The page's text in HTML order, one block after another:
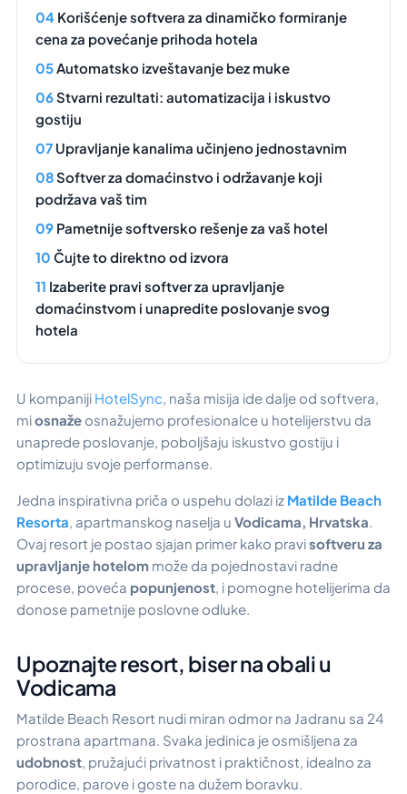
Korišćenje softvera za dinamičko formiranje
cena za povećanje prihoda hotela
Automatsko izveštavanje bez muke
Stvarni rezultati: automatizacija i iskustvo
gostiju
Upravljanje kanalima učinjeno jednostavnim
Softver za domaćinstvo i održavanje koji
podržava vaš tim
Pametnije softversko rešenje za vaš hotel
Čujte to direktno od izvora
Izaberite pravi softver za upravljanje
domaćinstvom i unapredite poslovanje svog
hotela
U kompaniji HotelSync , naša misija ide dalje od softvera,
miosnaže osnažujemo profesionalce u hotelijerstvu da
unaprede poslovanje, poboljšaju iskustvo gostiju i
optimizuju svoje performanse.
Jedna inspirativna priča o uspehu dolazi iz Matilde Beach
Resorta, apartmanskog naselja u Vodicama, Hrvatska.
Ovaj resort je postao sjajan primer kako pravisoftveru za
upravljanje hotelom može da pojednostavi radne
procese, poveća popunjenost, i pomogne hotelijerima da
donose pametnije poslovne odluke.
Upoznajte resort, biser na obali u
Vodicama
Matilde Beach Resort nudi miran odmor na Jadranu sa 24
prostrana apartmana. Svaka jedinica je osmišljena za
udobnost, pružajući privatnost i praktičnost, idealno za
porodice, parove i goste na dužem boravku.